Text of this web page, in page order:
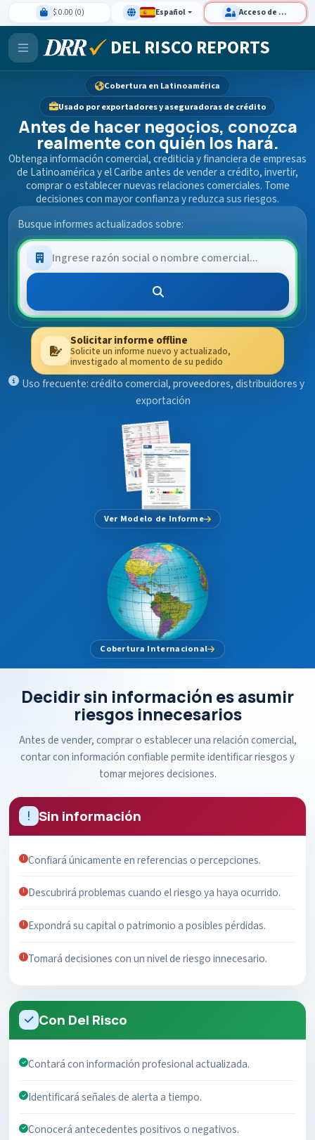
$ 0.00 (0) Español Acceso de clientes
DEL RISCO REPORTS
Ver Modelo de Informe
Cobertura en Latinoamérica
Usado por exportadores y aseguradoras de crédito
Antes de hacer negocios, conozca
realmente con quién los hará.
Obtenga información comercial, crediticia y financiera de empresas
de Latinoamérica y el Caribe antes de vender a crédito, invertir,
comprar o establecer nuevas relaciones comerciales. Tome
decisiones con mayor confianza y reduzca sus riesgos.
Busque informes actualizados sobre:
Solicitar informe offline
Solicite un informe nuevo y actualizado,
investigado al momento de su pedido
Uso frecuente: crédito comercial, proveedores, distribuidores y
exportación
Cobertura Internacional
Decidir sin información es asumir
riesgos innecesarios
Antes de vender, comprar o establecer una relación comercial,
contar con información confiable permite identificar riesgos y
tomar mejores decisiones.
Sin información
Confiará únicamente en referencias o percepciones.
Descubrirá problemas cuando el riesgo ya haya ocurrido.
Expondrá su capital o patrimonio a posibles pérdidas.
Tomará decisiones con un nivel de riesgo innecesario.
Con Del Risco
Contará con información profesional actualizada.
Identificará señales de alerta a tiempo.
Conocerá antecedentes positivos o negativos.